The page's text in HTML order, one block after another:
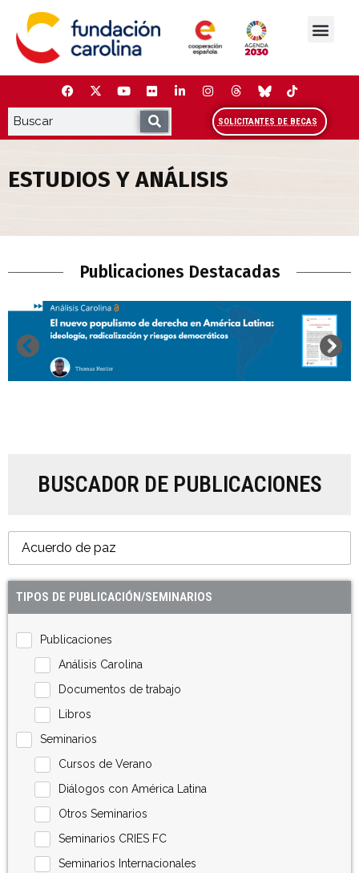
contenido
SOLICITANTES DE BECAS
ESTUDIOS Y ANÁLISIS
Publicaciones Destacadas
BUSCADOR DE PUBLICACIONES
TIPOS DE PUBLICACIÓN/SEMINARIOS
Publicaciones
Análisis Carolina
Documentos de trabajo
Libros
Seminarios
Cursos de Verano
Diálogos con América Latina
Otros Seminarios
Seminarios CRIES FC
Seminarios Internacionales